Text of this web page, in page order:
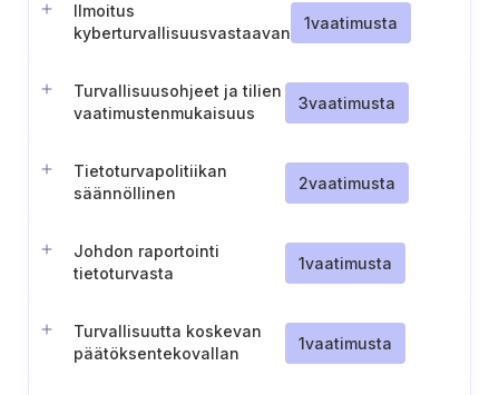
Ilmoitus
kyberturvallisuusvastaavan
1vaatimusta
Turvallisuusohjeet ja tilien
vaatimustenmukaisuus
3vaatimusta
Tietoturvapolitiikan
säännöllinen
2vaatimusta
Johdon raportointi
tietoturvasta
1vaatimusta
Turvallisuutta koskevan
päätöksentekovallan
1vaatimusta